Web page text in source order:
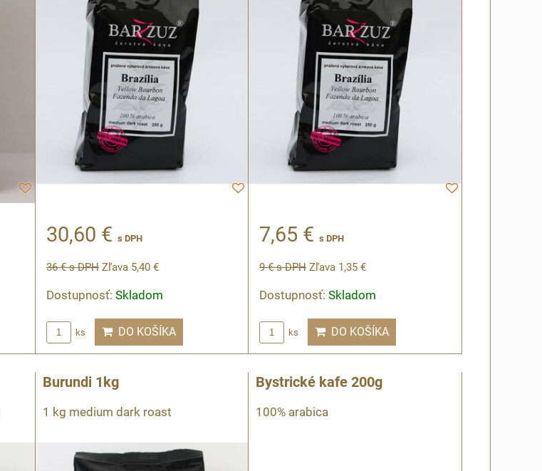
30,60 € s DPH
36 €s DPH Zľava 5,40 €
Dostupnosť: Skladom
ks DO KOŠÍKA
7,65 €s DPH
9 €s DPH Zľava 1,35 €
Dostupnosť:Skladom
ks DO KOŠÍKA
Burundi 1kg
1 kg medium dark roast
Bystrické kafe 200g
100% arabica